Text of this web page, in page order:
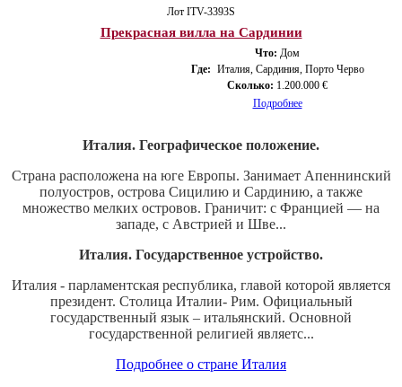
Лот ITV-3393S
Прекрасная вилла на Сардинии
Что: Дом
Где: Италия, Сардиния, Порто Черво
Сколько: 1.200.000 €
Подробнее
Италия. Географическое положение.
Страна расположена на юге Европы. Занимает Апеннинский
полуостров, острова Сицилию и Сардинию, а также
множество мелких островов. Граничит: с Францией — на
западе, с Австрией и Шве...
Италия. Государственное устройство.
Италия - парламентская республика, главой которой является
президент. Столица Италии- Рим. Официальный
государственный язык – итальянский. Основной
государственной религией являетс...
Подробнее о стране Италия